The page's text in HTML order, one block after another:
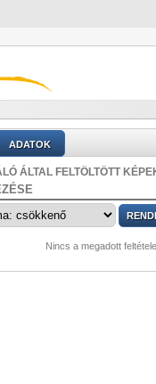
ADATOK
ÁLTAL FELTÖLTÖTT
Nincs a megadott